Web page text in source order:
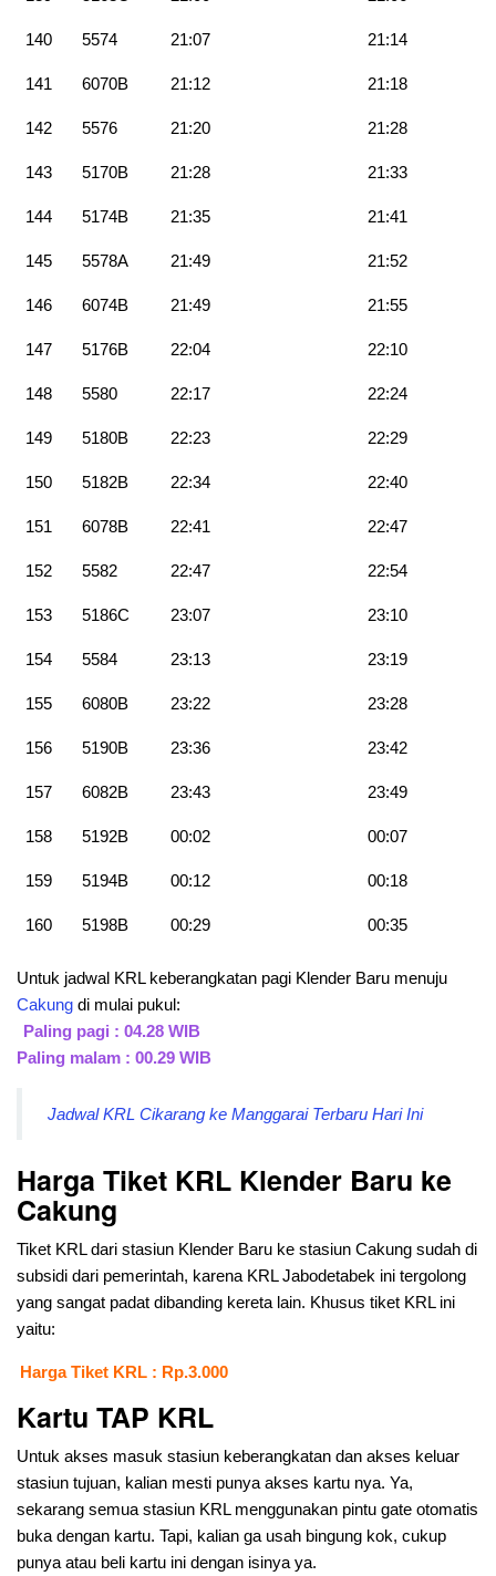
140 5574 21:07 21:14
141 6070B 21:12 21:18
142 5576 21:20 21:28
143 5170B 21:28 21:33
144 5174B 21:35 21:41
145 5578A 21:49 21:52
146 6074B 21:49 21:55
147 5176B 22:04 22:10
148 5580 22:17 22:24
149 5180B 22:23 22:29
150 5182B 22:34 22:40
151 6078B 22:41 22:47
152 5582 22:47 22:54
153 5186C 23:07 23:10
154 5584 23:13 23:19
155 6080B 23:22 23:28
156 5190B 23:36 23:42
157 6082B 23:43 23:49
158 5192B 00:02 00:07
159 5194B 00:12 00:18
160 5198B 00:29 00:35
Untuk jadwal KRL keberangkatan pagi Klender Baru menuju
Cakung di mulai pukul:
Paling pagi : 04.28 WIB
Paling malam : 00.29 WIB
Jadwal KRL Cikarang ke Manggarai Terbaru Hari Ini
Harga Tiket KRL Klender Baru ke
Cakung
Tiket KRL dari stasiun Klender Baru ke stasiun Cakung sudah di
subsidi dari pemerintah, karena KRL Jabodetabek ini tergolong
yang sangat padat dibanding kereta lain. Khusus tiket KRL ini
yaitu:
Harga Tiket KRL : Rp.3.000
Kartu TAP KRL
Untuk akses masuk stasiun keberangkatan dan akses keluar
stasiun tujuan, kalian mesti punya akses kartu nya. Ya,
sekarang semua stasiun KRL menggunakan pintu gate otomatis
buka dengan kartu. Tapi, kalian ga usah bingung kok, cukup
punya atau beli kartu ini dengan isinya ya.